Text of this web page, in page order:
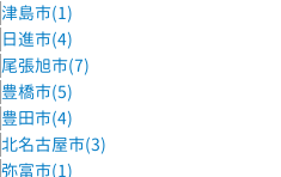
津島市(1)
日進市(4)
尾張旭市(7)
豊橋市(5)
豊田市(4)
北名古屋市(3)
弥富市(1)